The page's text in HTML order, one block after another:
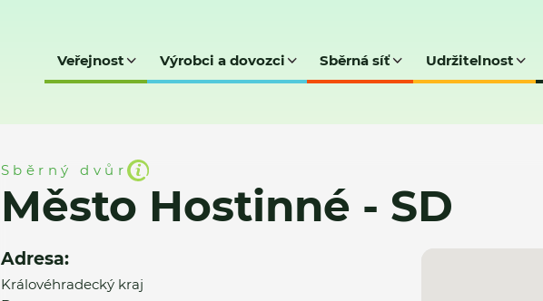
Veřejnost Výrobci a dovozci Sběrná síť Udržitelnost
Sběrný dvůr
Město Hostinné - SD
Adresa:
Královéhradecký kraj